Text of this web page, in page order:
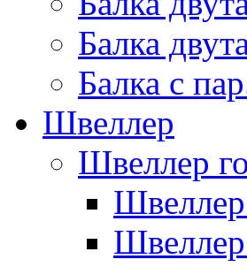
Балка
Балка с
Швеллер
Швеллер